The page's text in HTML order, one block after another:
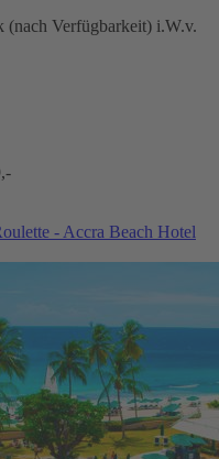
Verfügbarkeit) i.W.v.
- Accra Beach Hotel